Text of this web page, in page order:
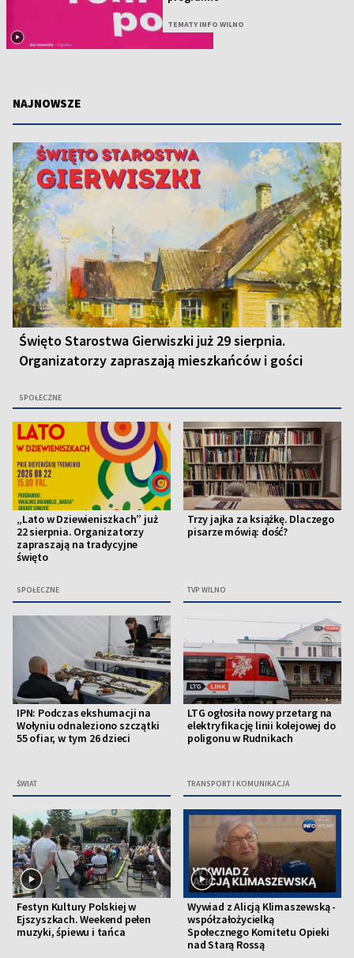
TEMATY INFO WILNO
NAJNOWSZE
Święto Starostwa Gierwiszki już 29 sierpnia.
Organizatorzy zapraszają mieszkańców i gości
SPOŁECZNE
„Lato w Dziewieniszkach” już
22 sierpnia. Organizatorzy
zapraszają na tradycyjne
święto
SPOŁECZNE
Trzy jajka za książkę. Dlaczego
pisarze mówią: dość?
TVP WILNO
IPN: Podczas ekshumacji na
Wołyniu odnaleziono szczątki
55 ofiar, w tym 26 dzieci
ŚWIAT
LTG ogłosiła nowy przetarg na
elektryfikację linii kolejowej do
poligonu w Rudnikach
TRANSPORT I KOMUNIKACJA
Festyn Kultury Polskiej w
Ejszyszkach. Weekend pełen
muzyki, śpiewu i tańca
Wywiad z Alicją Klimaszewską -
współzałożycielką
Społecznego Komitetu Opieki
nad Starą Rossą